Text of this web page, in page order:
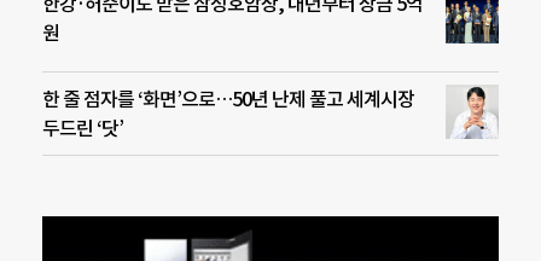
원
한 줄 점자를 ‘화면’으로…50년 난제 풀고 세계시장
두드린 ‘닷’